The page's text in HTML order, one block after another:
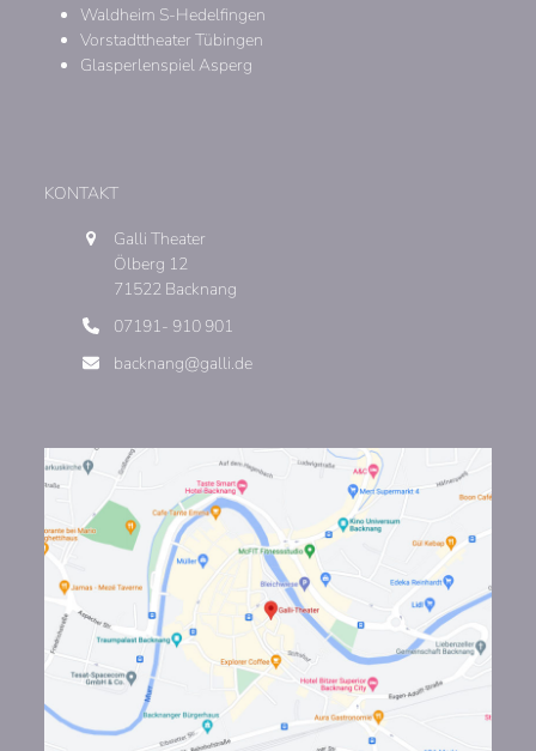
Waldheim S-Hedelfingen
Vorstadttheater Tübingen
Glasperlenspiel Asperg
KONTAKT
Galli Theater
Ölberg 12
71522 Backnang
07191- 910 901
backnang@galli.de